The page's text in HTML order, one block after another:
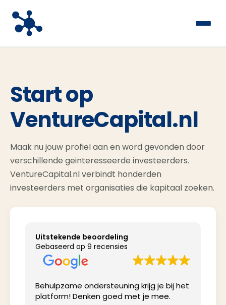
Start op
VentureCapital.nl
Maak nu jouw profiel aan en word gevonden door
verschillende geinteresseerde investeerders.
VentureCapital.nl verbindt honderden
investeerders met organisaties die kapitaal zoeken.
Uitstekende beoordeling
Gebaseerd op 9 recensies
Behulpzame ondersteuning krijg je bij het
platform! Denken goed met je mee.